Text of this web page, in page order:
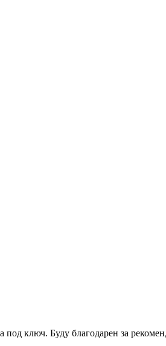
ключ. Буду благодарен за